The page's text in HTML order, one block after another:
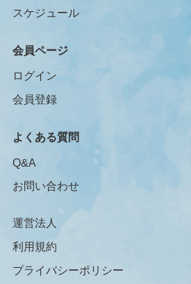
スケジュール
会員ページ
ログイン
会員登録
よくある質問
Q&A
お問い合わせ
運営法人
利用規約
プライバシーポリシー